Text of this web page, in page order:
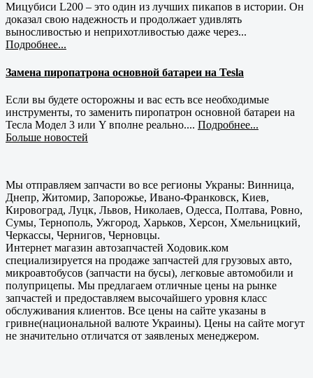
Мицубиси L200 – это один из лучших пикапов в истории. Он
доказал свою надежность и продолжает удивлять
выносливостью и неприхотливостью даже через...
Подробнее...
Замена пиропатрона основной батареи на Tesla
Если вы будете осторожны и вас есть все необходимые
инструменты, то заменить пиропатрон основной батареи на
Тесла Модел 3 или Y вполне реально.... Подробнее...
Больше новостей
Мы отправляем запчасти во все регионы Украны: Винница,
Днепр, Житомир, Запорожье, Ивано-Франковск, Киев,
Кировоград, Луцк, Львов, Николаев, Одесса, Полтава, Ровно,
Сумы, Тернополь, Ужгород, Харьков, Херсон, Хмельницкий,
Черкассы, Чернигов, Черновцы.
Интернет магазин автозапчастей Ходовик.ком
специализируется на продаже запчастей для грузовых авто,
микроавтобусов (запчасти на бусы), легковые автомобили и
полуприцепы. Мы предлагаем отличные цены на рынке
запчастей и предоставляем высочайшего уровня класс
обслуживания клиентов. Все цены на сайте указаны в
гривне(национальной валюте Украины). Цены на сайте могут
не значительно отличатся от заявленых менеджером.